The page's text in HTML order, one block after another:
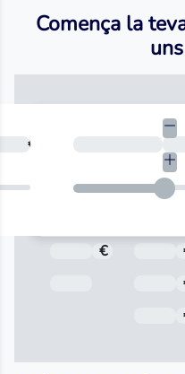
Comença la
€
Total
€
Data